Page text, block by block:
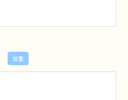
任意